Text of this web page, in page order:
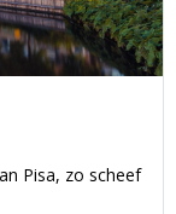
Pisa, zo scheef